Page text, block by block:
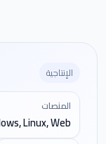
الإنتاجية
المنصات
Linux, Web